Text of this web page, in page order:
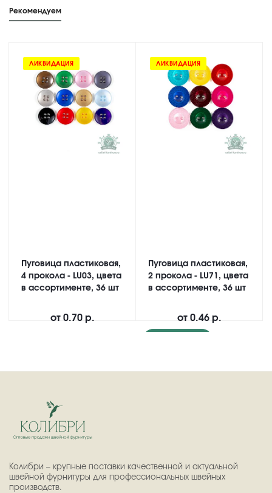
Рекомендуем
ЛИКВИДАЦИЯ
Пуговица пластиковая,
4 прокола - LU03, цвета
в ассортименте, 36 шт
от 0.70 р.
ЛИКВИДАЦИЯ
Пуговица пластиковая,
2 прокола - LU71, цвета
в ассортименте, 36 шт
от 0.46 р.
Колибри – крупные поставки качественной и актуальной
швейной фурнитуры для профессиональных швейных
производств.